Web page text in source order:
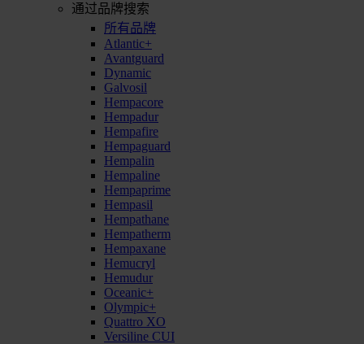
通过品牌搜索
所有品牌
Atlantic+
Avantguard
Dynamic
Galvosil
Hempacore
Hempadur
Hempafire
Hempaguard
Hempalin
Hempaline
Hempaprime
Hempasil
Hempathane
Hempatherm
Hempaxane
Hemucryl
Hemudur
Oceanic+
Olympic+
Quattro XO
Versiline CUI